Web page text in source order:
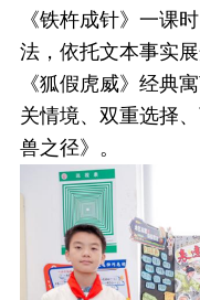
《铁杵成针》一课
法，依托文本事实
《狐假虎威》经典
关情境、双重选择
兽之径》。